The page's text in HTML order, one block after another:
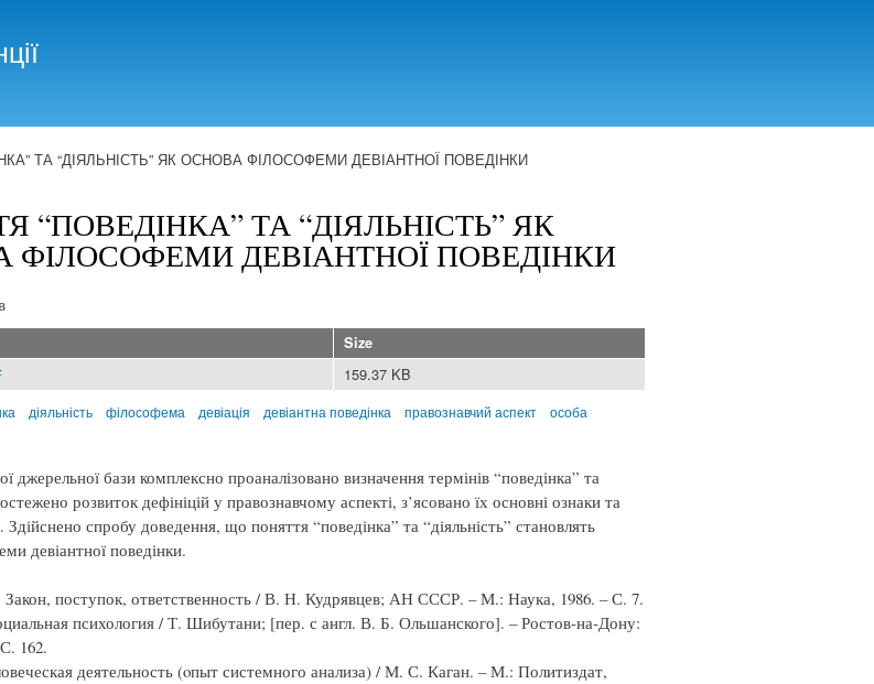
ТА “ДІЯЛЬНІСТЬ” ЯК ОСНОВА ФІЛОСОФЕМИ ДЕВІАНТНОЇ ПОВЕДІНКИ
“ПОВЕДІНКА” ТА “ДІЯЛЬНІСТЬ” ЯК
ФІЛОСОФЕМИ ДЕВІАНТНОЇ ПОВЕДІНКИ
Size
159.37 KB
діяльність філософема девіація девіантна поведінка правознавчий аспект особа
джерельної бази комплексно проаналізовано визначення термінів “поведінка” та
розвиток дефініцій у правознавчому аспекті, з’ясовано їх основні ознаки та
Здійснено спробу доведення, що поняття “поведінка” та “діяльність” становлять
девіантної поведінки.
поступок, ответственность / В. Н. Кудрявцев; АН СССР. – М.: Наука, 1986. – С. 7.
психология / Т. Шибутани; [пер. с англ. В. Б. Ольшанского]. – Ростов-на-Дону:
162.
деятельность (oпыт системного анализа) / М. С. Каган. – М.: Политиздат,